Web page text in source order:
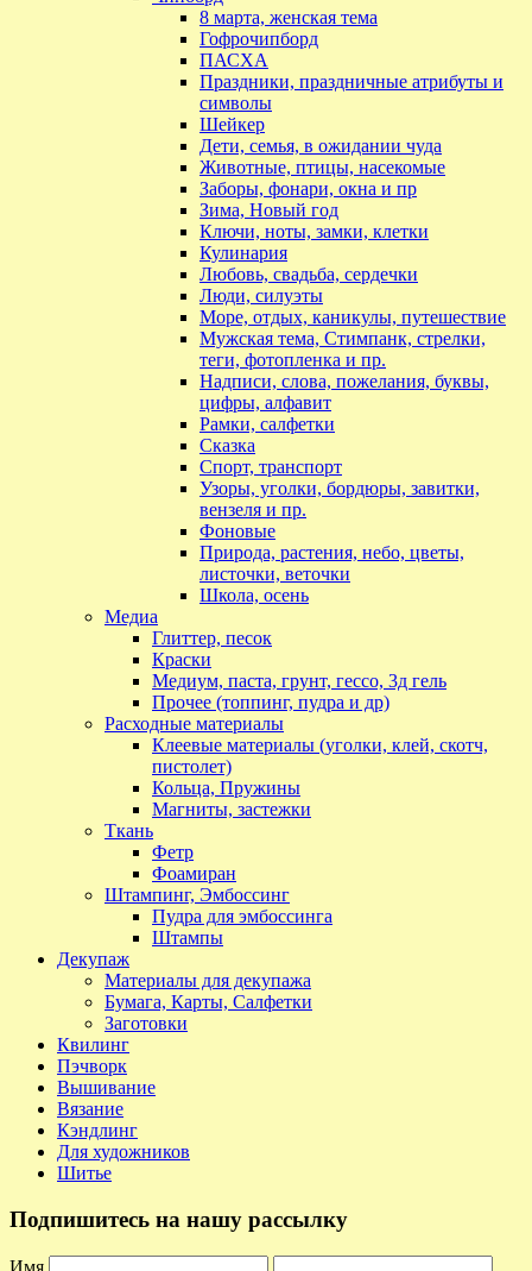
8 марта, женская тема
Гофрочипборд
ПАСХА
Праздники, праздничные атрибуты и
символы
Шейкер
Дети, семья, в ожидании чуда
Животные, птицы, насекомые
Заборы, фонари, окна и пр
Зима, Новый год
Ключи, ноты, замки, клетки
Кулинария
Любовь, свадьба, сердечки
Люди, силуэты
Море, отдых, каникулы, путешествие
Мужская тема, Стимпанк, стрелки,
теги, фотопленка и пр.
Надписи, слова, пожелания, буквы,
цифры, алфавит
Рамки, салфетки
Сказка
Спорт, транспорт
Узоры, уголки, бордюры, завитки,
вензеля и пр.
Фоновые
Природа, растения, небо, цветы,
листочки, веточки
Школа, осень
Медиа
Глиттер, песок
Краски
Медиум, паста, грунт, гессо, 3д гель
Прочее (топпинг, пудра и др)
Расходные материалы
Клеевые материалы (уголки, клей, скотч,
пистолет)
Кольца, Пружины
Магниты, застежки
Ткань
Фетр
Фоамиран
Штампинг, Эмбоссинг
Пудра для эмбоссинга
Штампы
Декупаж
Материалы для декупажа
Бумага, Карты, Салфетки
Заготовки
Квилинг
Пэчворк
Вышивание
Вязание
Кэндлинг
Для художников
Шитье
Подпишитесь на нашу рассылку
Имя